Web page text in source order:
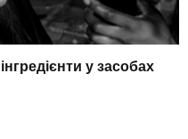
у засобах